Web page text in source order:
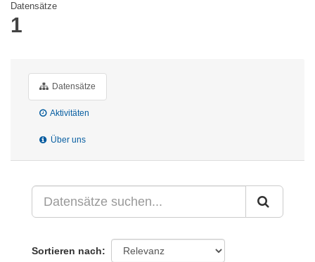
Datensätze
1
Datensätze
Aktivitäten
Über uns
Sortieren nach